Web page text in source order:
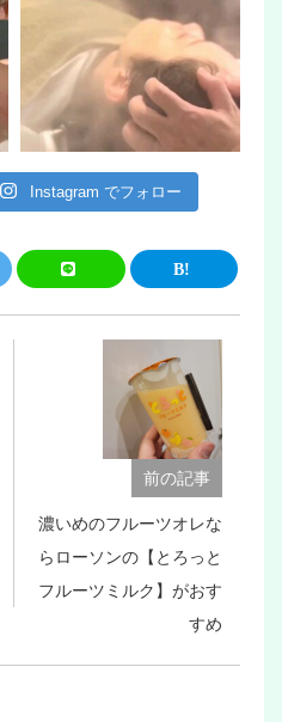
Instagram でフォロー
前の記事
濃いめのフルーツオレな
らローソンの【とろっと
フルーツミルク】がおす
すめ